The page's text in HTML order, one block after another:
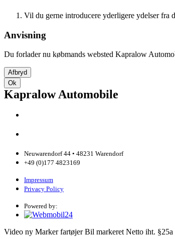
Vil du gerne introducere yderligere ydelser fra
Anvisning
Du forlader nu købmands websted Kapralow
Afbryd
Ok
Kapralow Automobile
Neuwarendorf 44 • 48231 Warendorf
+49 (0)177 4823169
Impressum
Privacy Policy
Powered by:
Video ny Marker fartøjer Bil markeret Netto iht.